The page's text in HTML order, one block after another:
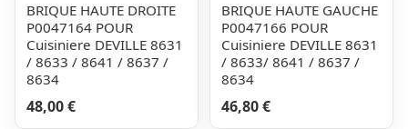
BRIQUE HAUTE DROITE
P0047164 POUR
Cuisiniere DEVILLE 8631
/ 8633 / 8641 / 8637 /
8634
48,00 €
BRIQUE HAUTE GAUCHE
P0047166 POUR
Cuisiniere DEVILLE 8631
/ 8633/ 8641 / 8637 /
8634
46,80 €